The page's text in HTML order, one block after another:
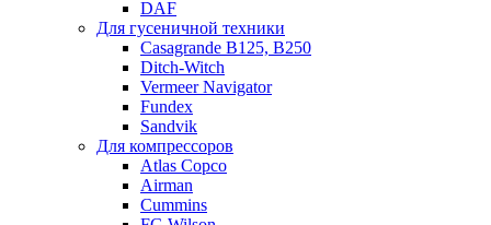
DAF
Для гусеничной техники
Casagrande B125, B250
Ditch-Witch
Vermeer Navigator
Fundex
Sandvik
Для компрессоров
Atlas Copco
Airman
Cummins